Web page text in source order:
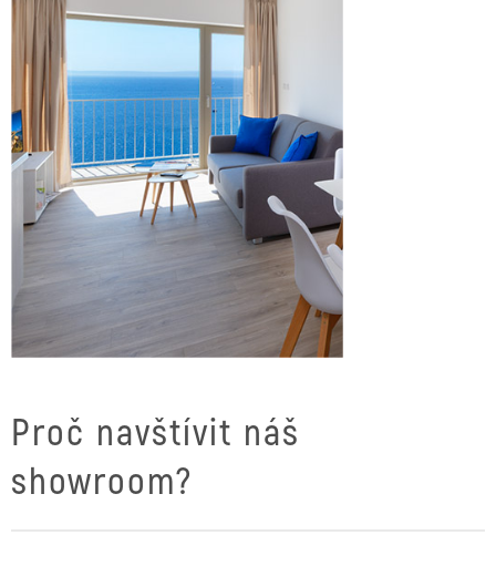
Proč navštívit náš
showroom?